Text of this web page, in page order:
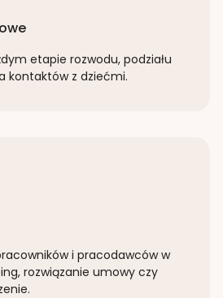
etapie rozwodu, podziału
kontaktów z dziećmi.
i pracodawców w
rozwiązanie umowy czy